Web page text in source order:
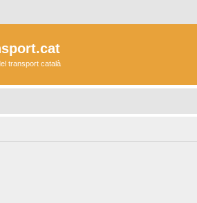
transport català